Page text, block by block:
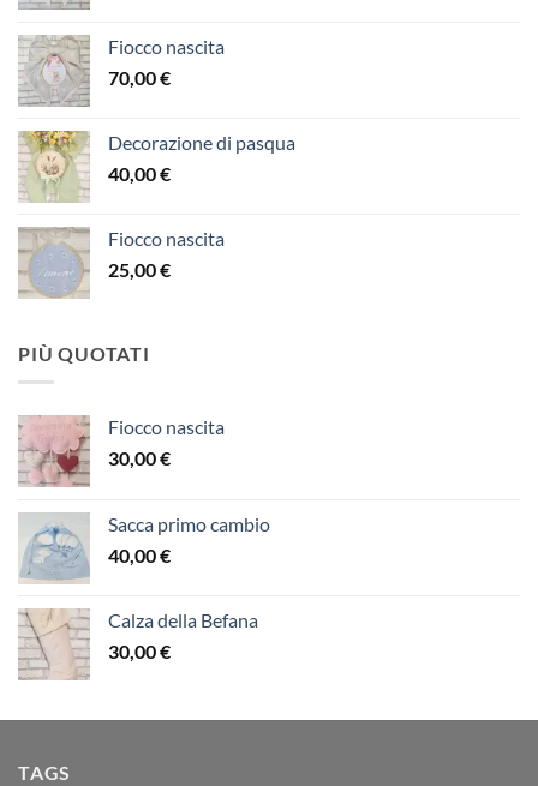
Fiocco nascita
70,00€
Decorazione di pasqua
40,00€
Fiocco nascita
25,00€
PIÙ QUOTATI
Fiocco nascita
30,00€
Sacca primo cambio
40,00€
Calza della Befana
30,00€
TAGS